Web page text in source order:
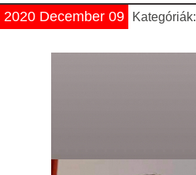
2020 December 09 Kategóriák: